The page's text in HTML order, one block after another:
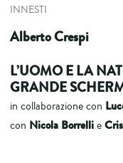
INNESTI
Alberto Crespi
L’UOMO E LA
GRANDE
in collaborazione con
con Nicola Borrellie